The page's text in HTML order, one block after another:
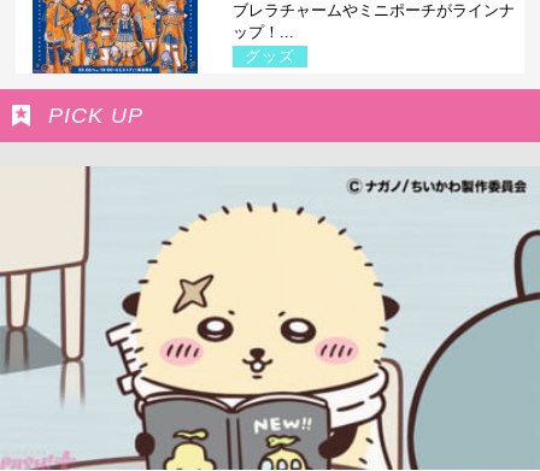
ブレラチャームやミニポーチがラインナ
ップ！...
グッズ
PICK UP